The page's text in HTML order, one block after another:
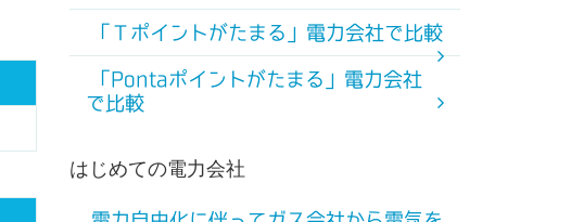
「Ｔポイントがたまる」電力会社で比較
「Pontaポイントがたまる」電力会社
で比較
はじめての電力会社